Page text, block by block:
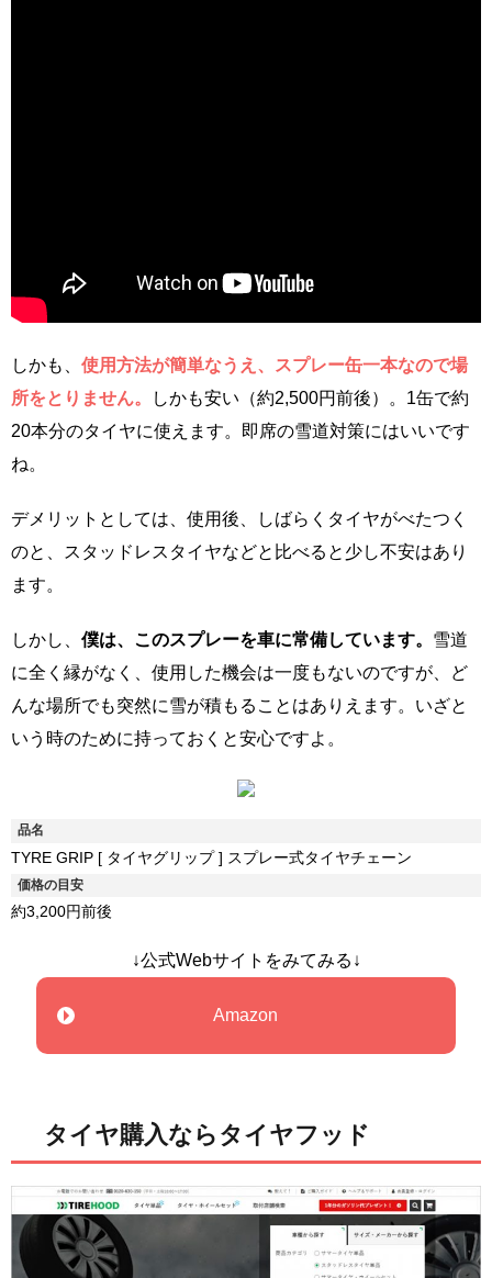
しかも、 使用方法が簡単なうえ、スプレー缶一本なので場
所をとりません。
しかも安い（約2,500円前後）。1缶で約
20本分のタイヤに使えます。即席の雪道対策にはいいです
ね。
デメリットとしては、使用後、しばらくタイヤがべたつく
のと、スタッドレスタイヤなどと比べると少し不安はあり
ます。
しかし、 僕は、このスプレーを車に常備しています。 雪道
に全く縁がなく、使用した機会は一度もないのですが、ど
んな場所でも突然に雪が積もることはありえます。いざと
いう時のために持っておくと安心ですよ。
品名
TYRE GRIP [ タイヤグリップ ] スプレー式タイヤチェーン
価格の目安
約3,200円前後
↓公式Webサイトをみてみる↓
Amazon
タイヤ購入ならタイヤフッド